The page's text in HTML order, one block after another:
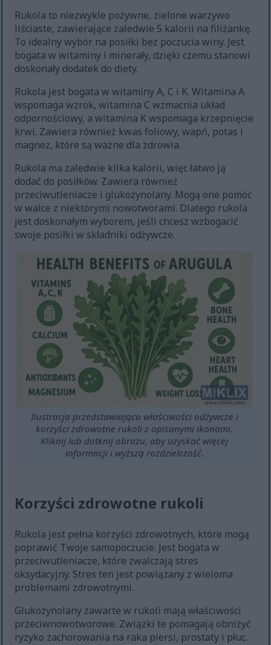
Rukola to niezwykle pożywne, zielone warzywo
liściaste, zawierające zaledwie 5 kalorii na filiżankę.
To idealny wybór na posiłki bez poczucia winy. Jest
bogata w witaminy i minerały, dzięki czemu stanowi
doskonały dodatek do diety.
Rukola jest bogata w witaminy A, C i K. Witamina A
wspomaga wzrok, witamina C wzmacnia układ
odpornościowy, a witamina K wspomaga krzepnięcie
krwi. Zawiera również kwas foliowy, wapń, potas i
magnez, które są ważne dla zdrowia.
Rukola ma zaledwie kilka kalorii, więc łatwo ją
dodać do posiłków. Zawiera również
przeciwutleniacze i glukozynolany. Mogą one pomóc
w walce z niektórymi nowotworami. Dlatego rukola
jest doskonałym wyborem, jeśli chcesz wzbogacić
swoje posiłki w składniki odżywcze.
Ilustracja przedstawiająca właściwości odżywcze i
korzyści zdrowotne rukoli z opisanymi ikonami.
Kliknij lub dotknij obrazu, aby uzyskać więcej
informacji i wyższą rozdzielczość.
Korzyści zdrowotne rukoli
Rukola jest pełna korzyści zdrowotnych, które mogą
poprawić Twoje samopoczucie. Jest bogata w
przeciwutleniacze, które zwalczają stres
oksydacyjny. Stres ten jest powiązany z wieloma
problemami zdrowotnymi.
Glukozynolany zawarte w rukoli mają właściwości
przeciwnowotworowe. Związki te pomagają obniżyć
ryzyko zachorowania na raka piersi, prostaty i płuc.